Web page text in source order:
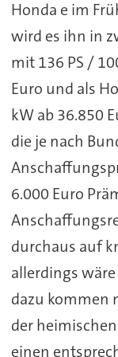
Honda e im
wird es ihn in
mit 136 PS /
Euro und als
kW ab 36.850
die je nach
6.000 Euro
durchaus auf
allerdings
dazu kommen
der
einen